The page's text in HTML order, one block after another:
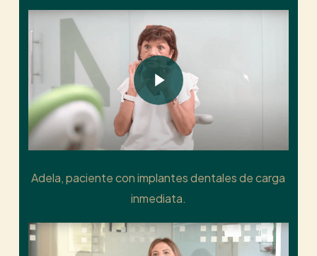
Play Video
Play Video
Adela, paciente con implantes dentales de carga
inmediata.
Play Video